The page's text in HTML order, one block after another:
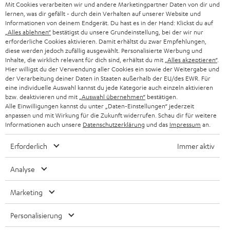
SMART HOME
BLUETOOTH-LAUTSPRECHER
KOPFHÖRER
BLUETOOTH-KOPFHÖRER
STEREOANLAGEN
LAUTSPRECHER
ULTIMA-SERIE
IN-EAR-KOPFHÖRER
FANSHOP
NEUHEITEN
GESCHÄFTSKUNDEN
PARTNERPROGRAMM
BLOG
NEWSLETTER
STORES
DEINE VORTEILE BEI TEUFEL
UNSER MANAGEMENT
NACHHALTIGKEIT
UNSERE WERTE
ÖSTERREICH
SCHWEIZ
NIEDERLANDE
BELGIEN
FRANKREICH
POLEN
SPANIEN
ITALIEN
Technische Änderungen, Tippfehler und Irrtum vorbehalten. Das auf unseren
Fotos abgebildete Zubehör ist nicht im Lieferumfang enthalten. Etwaige
Mit Cookies verarbeiten wir und andere Marketingpartner Daten von dir und
lernen, was dir gefällt - durch dein Verhalten auf unserer Website und
Informationen von deinem Endgerät. Du hast es in der Hand: Klickst du auf
„Alles ablehnen“ bestätigst du unsere Grundeinstellung, bei der wir nur
erforderliche Cookies aktivieren. Damit erhältst du zwar Empfehlungen,
diese werden jedoch zufällig ausgewählt. Personalisierte Werbung und
Inhalte, die wirklich relevant für dich sind, erhältst du mit „Alles akzeptieren“.
Hier willigst du der Verwendung aller Cookies ein sowie der Weitergabe und
der Verarbeitung deiner Daten in Staaten außerhalb der EU/des EWR. Für
eine individuelle Auswahl kannst du jede Kategorie auch einzeln aktivieren
bzw. deaktivieren und mit „Auswahl übernehmen“ bestätigen.
Alle Einwilligungen kannst du unter „Daten-Einstellungen“ jederzeit
anpassen und mit Wirkung für die Zukunft widerrufen. Schau dir für weitere
Informationen auch unsere Datenschutzerklärung und das Impressum an.
Erforderlich Immer aktiv
Analyse
Marketing
Personalisierung